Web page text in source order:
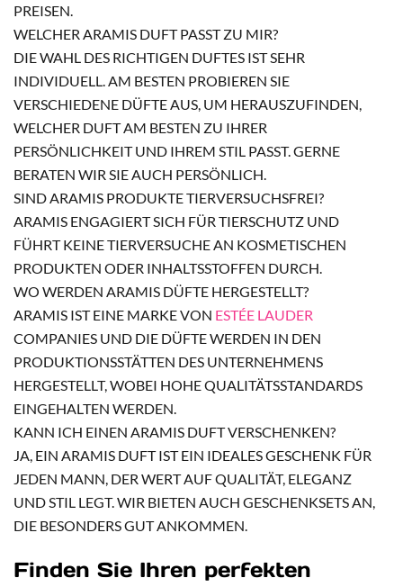
REISEN.
WELCHER ARAMIS DUFT PASST ZU MIR?
DIE WAHL DES RICHTIGEN DUFTES IST SEHR
INDIVIDUELL. AM BESTEN PROBIEREN SIE
VERSCHIEDENE DÜFTE AUS, UM HERAUSZUFINDEN,
WELCHER DUFT AM BESTEN ZU IHRER
PERSÖNLICHKEIT UND IHREM STIL PASST. GERNE
BERATEN WIR SIE AUCH PERSÖNLICH.
SIND ARAMIS PRODUKTE TIERVERSUCHSFREI?
ARAMIS ENGAGIERT SICH FÜR TIERSCHUTZ UND
FÜHRT KEINE TIERVERSUCHE AN KOSMETISCHEN
PRODUKTEN ODER INHALTSSTOFFEN DURCH.
WO WERDEN ARAMIS DÜFTE HERGESTELLT?
ARAMIS IST EINE MARKE VON ESTÉE LAUDER
COMPANIES UND DIE DÜFTE WERDEN IN DEN
PRODUKTIONSSTÄTTEN DES UNTERNEHMENS
HERGESTELLT, WOBEI HOHE QUALITÄTSSTANDARDS
EINGEHALTEN WERDEN.
KANN ICH EINEN ARAMIS DUFT VERSCHENKEN?
JA, EIN ARAMIS DUFT IST EIN IDEALES GESCHENK FÜR
JEDEN MANN, DER WERT AUF QUALITÄT, ELEGANZ
UND STIL LEGT. WIR BIETEN AUCH GESCHENKSETS AN,
DIE BESONDERS GUT ANKOMMEN.
Finden Sie Ihren perfekten